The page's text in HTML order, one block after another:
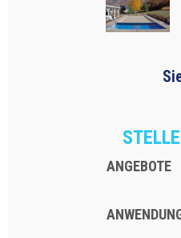
ANGEBOTE